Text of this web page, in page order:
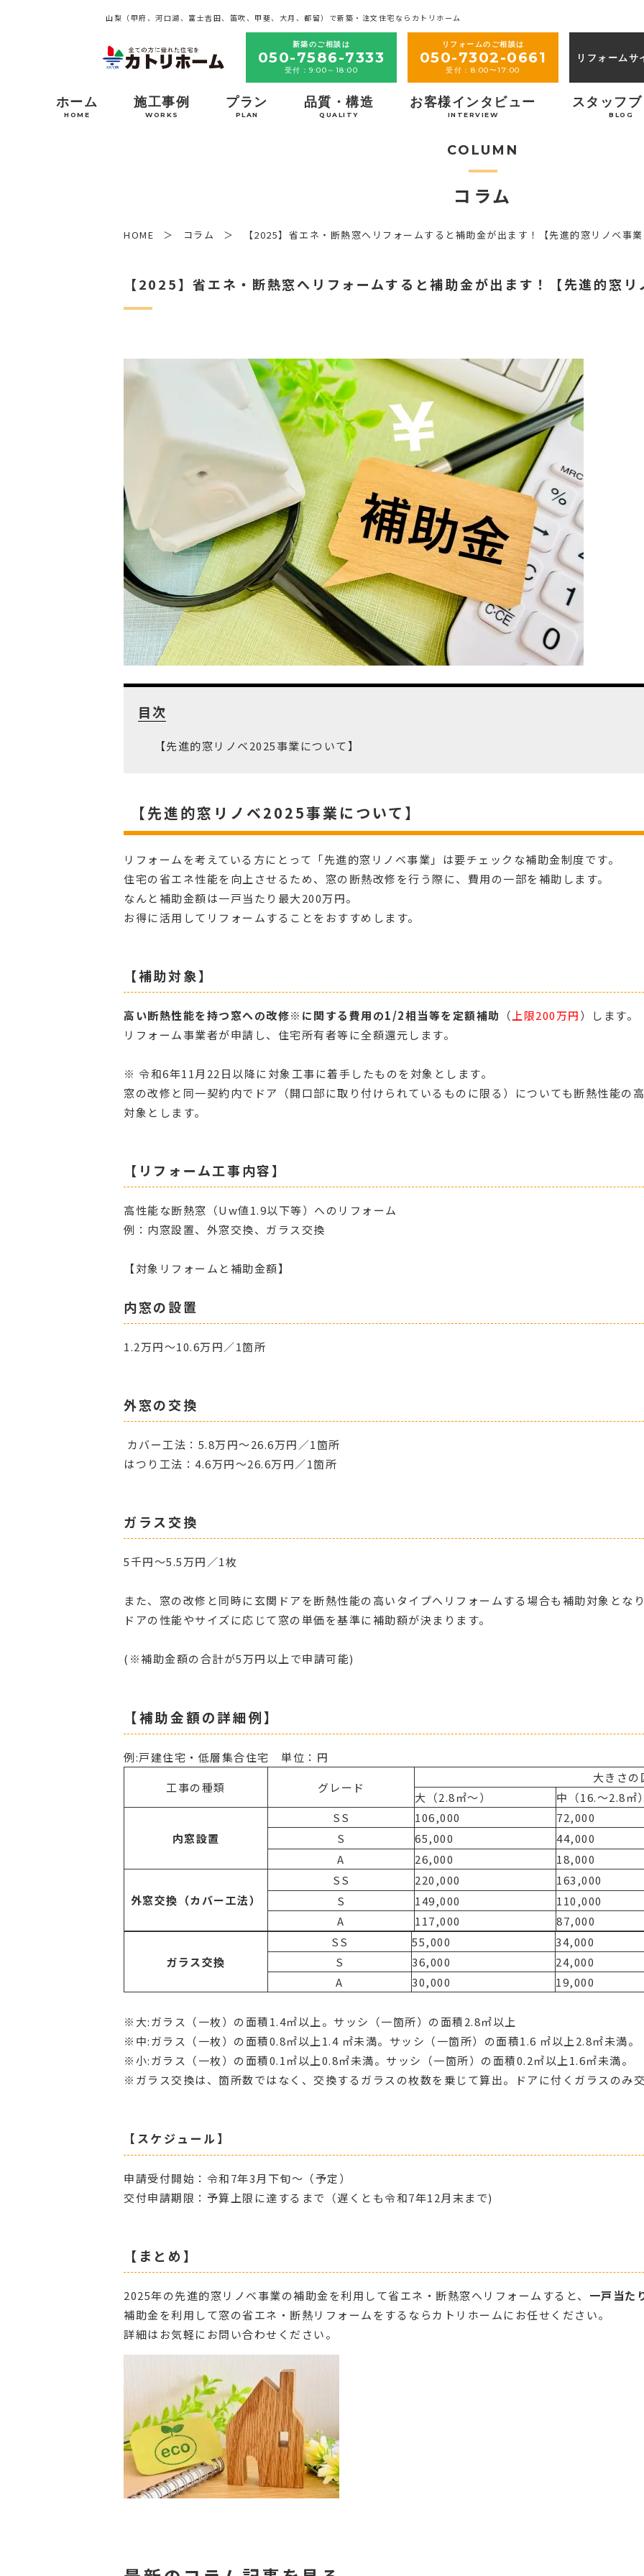
山梨（甲府、河口湖、富士吉田、笛吹、甲斐、大月、都留）で新築・注文住宅ならカトリホーム
新築のご相談は
050-7586-7333
受付：9:00～18:00
リフォームのご相談は
050-7302-0661
受付：8:00〜17:00
リフォームサ
ホーム
HOME
施工事例
WORKS
プラン
PLAN
品質・構造
QUALITY
お客様インタビュー
INTERVIEW
スタッフ
BLOG
COLUMN
コラム
HOME コラム 【2025】省エネ・断熱窓へリフォームすると補助金が出ます！【先進的窓リノベ事
【2025】省エネ・断熱窓へリフォームすると補助金が出ます！【先進的窓リ
目次
【先進的窓リノベ2025事業について】
【先進的窓リノベ2025事業について】
リフォームを考えている方にとって「先進的窓リノベ事業」は要チェックな補助金制度です。
住宅の省エネ性能を向上させるため、窓の断熱改修を行う際に、費用の一部を補助します。
なんと補助金額は一戸当たり最大200万円。
お得に活用してリフォームすることをおすすめします。
【補助対象】
高い断熱性能を持つ窓への改修※に関する費用の1/2相当等を定額補助 （上限200万円）します。
リフォーム事業者が申請し、住宅所有者等に全額還元します。
※ 令和6年11月22日以降に対象工事に着手したものを対象とします。
窓の改修と同一契約内でドア（開口部に取り付けられているものに限る）についても断熱性能の
対象とします。
【リフォーム工事内容】
高性能な断熱窓（Uw値1.9以下等）へのリフォーム
例：内窓設置、外窓交換、ガラス交換
【対象リフォームと補助金額】
内窓の設置
1.2万円～10.6万円／1箇所
外窓の交換
カバー工法：5.8万円～26.6万円／1箇所
はつり工法：4.6万円～26.6万円／1箇所
ガラス交換
5千円～5.5万円／1枚
また、窓の改修と同時に玄関ドアを断熱性能の高いタイプへリフォームする場合も補助対象とな
ドアの性能やサイズに応じて窓の単価を基準に補助額が決まります。
(※補助金額の合計が5万円以上で申請可能)
【補助金額の詳細例】
例:戸建住宅・低層集合住宅 単位：円
工事の種類
グレード
大きさの
大（2.8㎡～）
中（16.～2.8㎡
内窓設置
SS 106,000
72,000
S
65,000
44,000
A
26,000 18,000
外窓交換（カバー工法）
SS 220,000
163,000
S
149,000
110,000
A
117,000 87,000
ガラス交換
SS 55,000
34,000
S
36,000
24,000
A
30,000 19,000
※大:ガラス（一枚）の面積1.4㎡以上。サッシ（一箇所）の面積2.8㎡以上
※中:ガラス（一枚）の面積0.8㎡以上1.4 ㎡未満。サッシ（一箇所）の面積1.6 ㎡以上2.8㎡未満。
※小:ガラス（一枚）の面積0.1㎡以上0.8㎡未満。サッシ（一箇所）の面積0.2㎡以上1.6㎡未満。
※ガラス交換は、箇所数ではなく、交換するガラスの枚数を乗じて算出。ドアに付くガラスのみ
【スケジュール】
申請受付開始：令和7年3月下旬～（予定）
交付申請期限：予算上限に達するまで（遅くとも令和7年12月末まで)
【まとめ】
2025年の先進的窓リノベ事業の補助金を利用して省エネ・断熱窓へリフォームすると、 一戸当た
補助金を利用して窓の省エネ・断熱リフォームをするならカトリホームにお任せください。
詳細はお気軽にお問い合わせください。